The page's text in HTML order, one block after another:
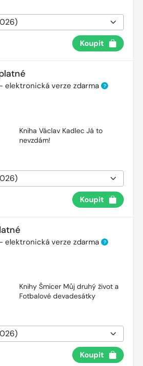
Koupit
elektronická verze zdarma ?
Kniha Václav Kadlec Já to
nevzdám!
Koupit
elektronická verze zdarma ?
Knihy Šmicer Můj druhý život a
Fotbalové devadesátky
Koupit